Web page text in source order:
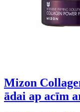
Mizon
ādai ap acīm